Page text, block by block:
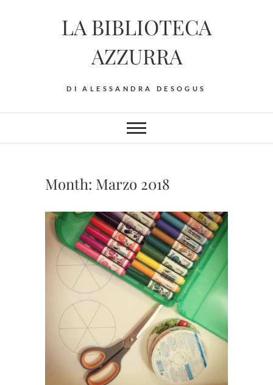
LA BIBLIOTECA
AZZURRA
DI ALESSANDRA DESOGUS
Month: Marzo 2018